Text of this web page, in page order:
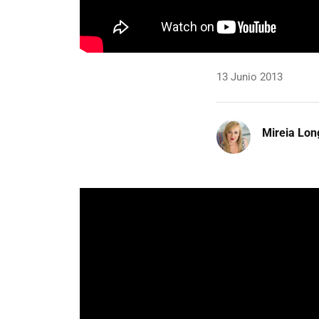
13 Junio 2013
Mireia